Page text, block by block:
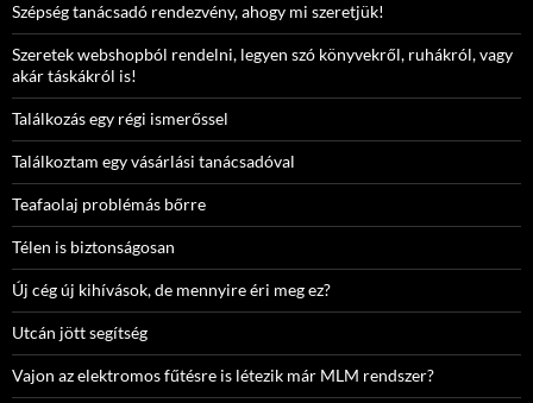
Szépség tanácsadó rendezvény, ahogy mi szeretjük!
Szeretek webshopból rendelni, legyen szó könyvekről, ruhákról, vagy
akár táskákról is!
Találkozás egy régi ismerőssel
Találkoztam egy vásárlási tanácsadóval
Teafaolaj problémás bőrre
Télen is biztonságosan
Új cég új kihívások, de mennyire éri meg ez?
Utcán jött segítség
Vajon az elektromos fűtésre is létezik már MLM rendszer?